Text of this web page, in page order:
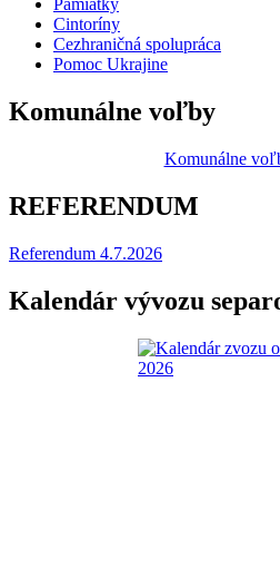
Pamiatky
Cintoríny
Cezhraničná spolupráca
Pomoc Ukrajine
Komunálne voľby
Komunálne
REFERENDUM
Referendum 4.7.2026
Kalendár vývozu